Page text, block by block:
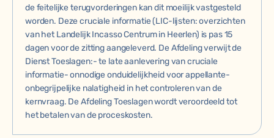
de feitelijke terugvorderingen kan dit moeilijk vastgesteld
worden. Deze cruciale informatie (LIC-lijsten: overzichten
van het Landelijk Incasso Centrum in Heerlen) is pas 15
dagen voor de zitting aangeleverd. De Afdeling verwijt de
Dienst Toeslagen:- te late aanlevering van cruciale
informatie- onnodige onduidelijkheid voor appellante-
onbegrijpelijke nalatigheid in het controleren van de
kernvraag. De Afdeling Toeslagen wordt veroordeeld tot
het betalen van de proceskosten.